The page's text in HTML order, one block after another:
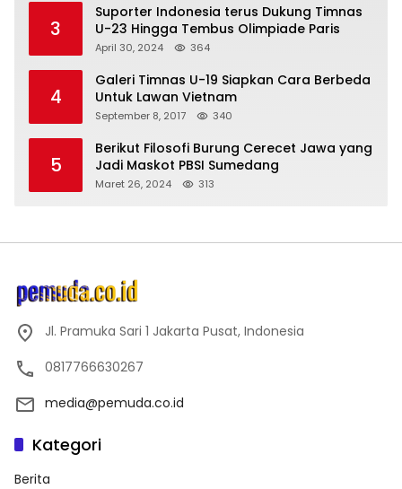
3
Suporter Indonesia terus Dukung Timnas
U-23 Hingga Tembus Olimpiade Paris
April 30, 2024 364
4
Galeri Timnas U-19 Siapkan Cara Berbeda
Untuk Lawan Vietnam
September 8, 2017 340
5
Berikut Filosofi Burung Cerecet Jawa yang
Jadi Maskot PBSI Sumedang
Maret 26, 2024 313
Jl. Pramuka Sari 1 Jakarta Pusat, Indonesia
0817766630267
media@pemuda.co.id
Kategori
Berita